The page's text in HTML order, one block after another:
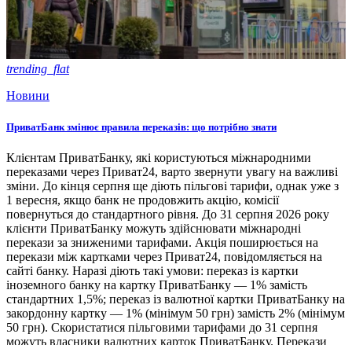
trending_flat
Новини
ПриватБанк змінює правила переказів: що потрібно знати
Клієнтам ПриватБанку, які користуються міжнародними
переказами через Приват24, варто звернути увагу на важливі
зміни. До кінця серпня ще діють пільгові тарифи, однак уже з
1 вересня, якщо банк не продовжить акцію, комісії
повернуться до стандартного рівня. До 31 серпня 2026 року
клієнти ПриватБанку можуть здійснювати міжнародні
перекази за зниженими тарифами. Акція поширюється на
перекази між картками через Приват24, повідомляється на
сайті банку. Наразі діють такі умови: переказ із картки
іноземного банку на картку ПриватБанку — 1% замість
стандартних 1,5%; переказ із валютної картки ПриватБанку на
закордонну картку — 1% (мінімум 50 грн) замість 2% (мінімум
50 грн). Скористатися пільговими тарифами до 31 серпня
можуть власники валютних карток ПриватБанку. Перекази